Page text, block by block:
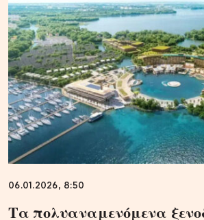
06.01.2026, 8:50
Τα πολυαναμενόμενα